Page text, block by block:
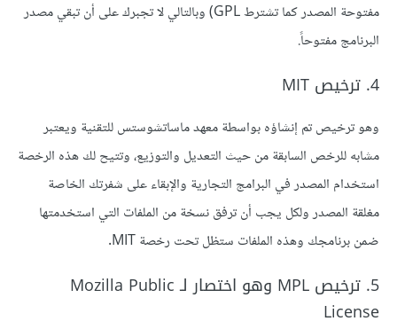
مفتوحة المصدر كما تشترط GPL) وبالتالي لا تجبرك على أن تبقي مصدر
البرنامج مفتوحاً.
4. ترخيص MIT
وهو ترخيص تم إنشاؤه بواسطة معهد ماساتشوستس للتقنية ويعتبر
مشابه للرخص السابقة من حيث التعديل والتوزيع، وتتيح لك هذه الرخصة
استخدام المصدر في البرامج التجارية والإبقاء على شفرتك الخاصة
مغلقة المصدر ولكل يجب أن ترفق نسخة من الملفات التي استخدمتها
ضمن برنامجك وهذه الملفات ستظل تحت رخصة MIT.
5. ترخيص MPL وهو اختصار لـ Mozilla Public
License